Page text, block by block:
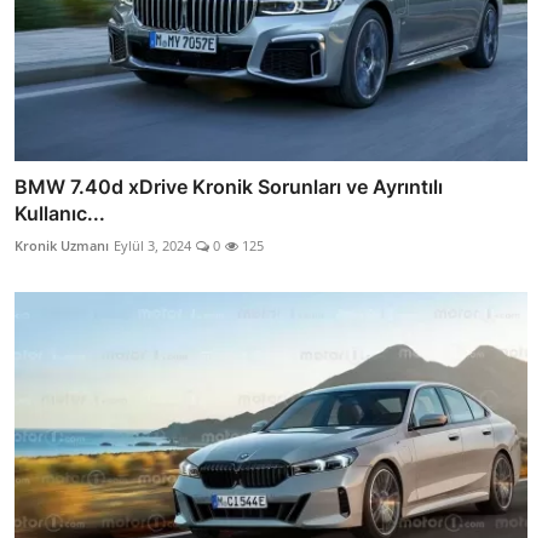
BMW 7.40d xDrive Kronik Sorunları ve Ayrıntılı
Kullanıc...
Kronik Uzmanı Eylül 3, 2024 0 125